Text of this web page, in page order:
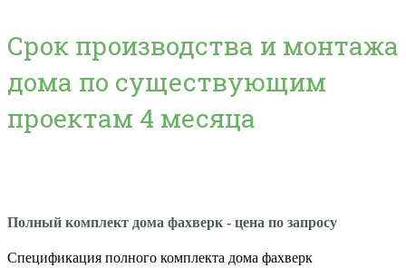
Срок производства и монтажа
дома по существующим
проектам 4 месяца
Полный комплект дома фахверк - цена по запросу
Спецификация полного комплекта дома фахверк